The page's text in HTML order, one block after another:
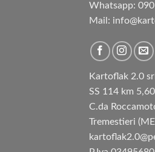
Whatsapp:
Mail:
Kartoflak 2.0 srl
SS 114 km
C.da
Tremestieri